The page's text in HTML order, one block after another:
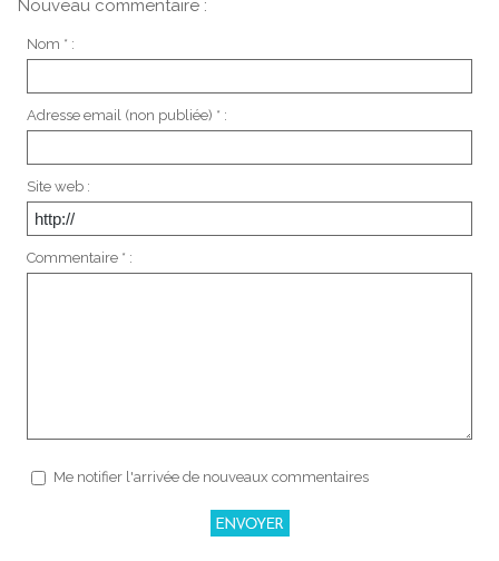
Nouveau commentaire :
Nom * :
Adresse email (non publiée) * :
Site web :
Commentaire * :
Me notifier l'arrivée de nouveaux commentaires